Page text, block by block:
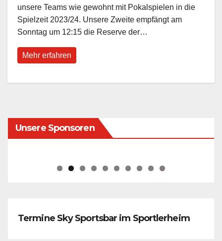
unsere Teams wie gewohnt mit Pokalspielen in die
Spielzeit 2023/24. Unsere Zweite empfängt am
Sonntag um 12:15 die Reserve der…
Mehr erfahren
Unsere Sponsoren
0
Termine Sky Sportsbar im Sportlerheim